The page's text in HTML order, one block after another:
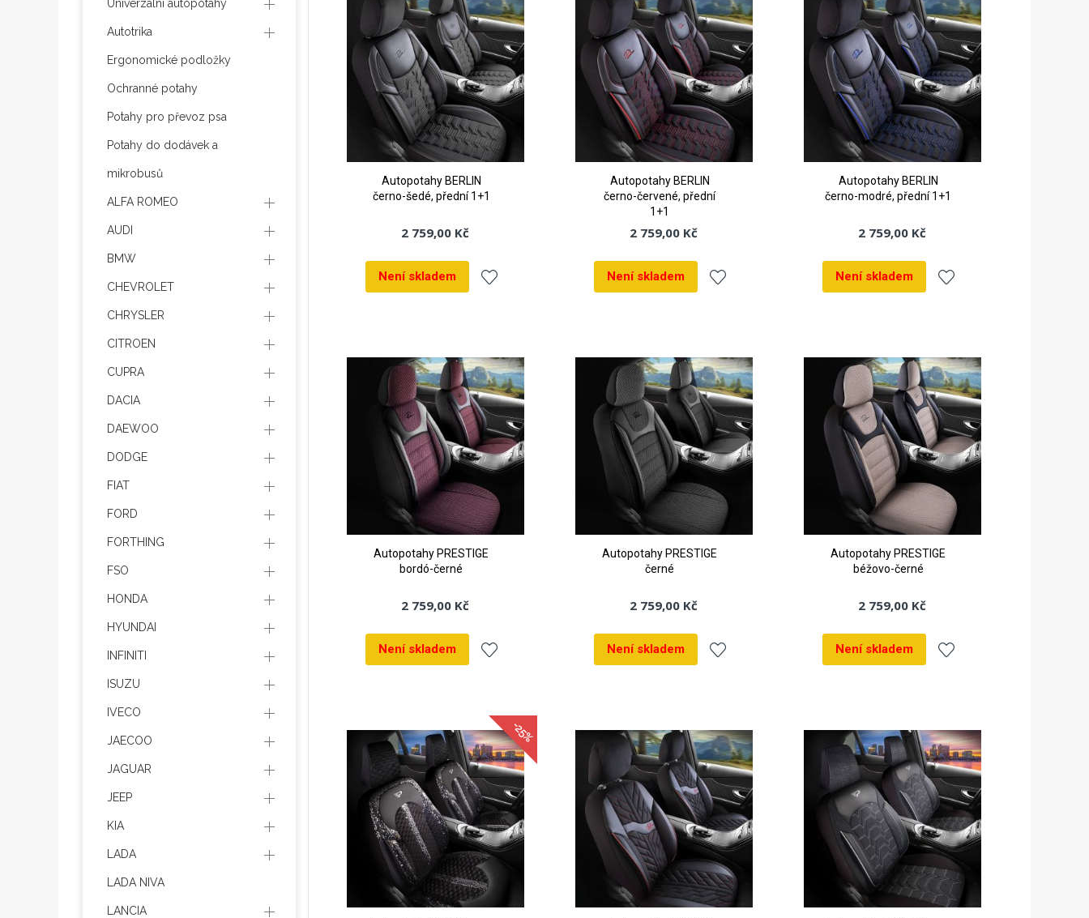
Autopotahy BERLIN
černo-šedé, přední 1+1
2 759,00 Kč
Není skladem
oblíbeným
Autopotahy BERLIN
černo-červené, přední
1+1
2 759,00 Kč
Není skladem
oblíbeným
Autopotahy BERLIN
černo-modré, přední 1+1
2 759,00 Kč
Není skladem
oblíbeným
Autopotahy PRESTIGE
bordó-černé
2 759,00 Kč
Není skladem
k
oblíbeným
Autopotahy PRESTIGE
černé
2 759,00 Kč
Není skladem
oblíbeným
Autopotahy PRESTIGE
béžovo-černé
2 759,00 Kč
Není skladem
oblíbeným
-25%
Univerzální autopotahy
Autotrika
Ergonomické podložky
Ochranné potahy
Potahy pro převoz psa
Potahy do dodávek a
mikrobusů
ALFA ROMEO
AUDI
BMW
CHEVROLET
CHRYSLER
CITROEN
CUPRA
DACIA
DAEWOO
DODGE
FIAT
FORD
FORTHING
FSO
HONDA
HYUNDAI
INFINITI
ISUZU
IVECO
JAECOO
JAGUAR
JEEP
KIA
LADA
LADA NIVA
LANCIA